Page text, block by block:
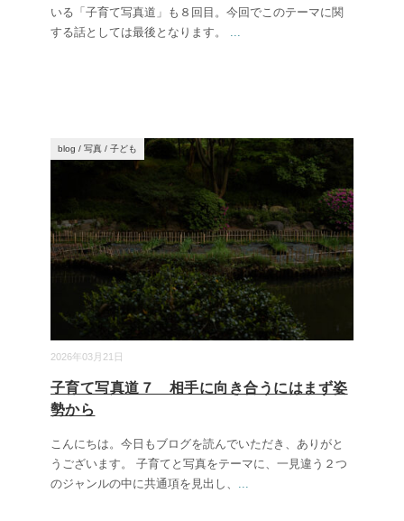
いる「子育て写真道」も８回目。今回でこのテーマに関
する話としては最後となります。 ...
2026年03月21日
blog / 写真 / 子ども
子育て写真道７ 相手に向き合うにはまず姿
勢から
こんにちは。今日もブログを読んでいただき、ありがと
うございます。 子育てと写真をテーマに、一見違う２つ
のジャンルの中に共通項を見出し、 ...